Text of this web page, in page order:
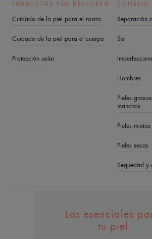
Los esenciales
tu piel
PRODUCTOS POR DESCUBRIR
Cuidado de la piel para el rostro
Cuidado de la piel para el cuerpo
Protección solar
CONSEJO
Reparación
Sol
Hombres
Pieles
manchas
Pieles mixtas
Pieles secas
Sequedad y
Contacto Preguntas